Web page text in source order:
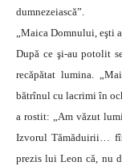
dumnezeiască”.
„Maica Domnului, eşti
După ce şi-au potolit
recăpătat lumina.
bătrînul cu lacrimi în
a rostit: „Am văzut
Izvorul Tămăduirii…
prezis lui Leon că, nu